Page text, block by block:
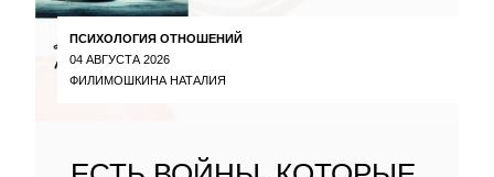
ПСИХОЛОГИЯ ОТНОШЕНИЙ
04 АВГУСТА 2026
ФИЛИМОШКИНА НАТАЛИЯ